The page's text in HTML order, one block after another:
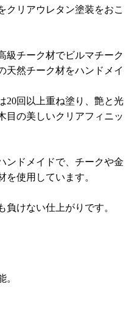
クリアウレタン塗装をおこ
級チーク材でビルマチーク
然チーク材をハンドメイ
20回以上重ね塗り、艶と光
目の美しいクリアフィニッ
ンドメイドで、チークや金
を使用しています。
けない仕上がりです。
。